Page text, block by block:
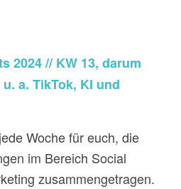
2024 // KW 13, darum
a. TikTok, KI und
Woche für euch, die
im Bereich Social
zusammengetragen.